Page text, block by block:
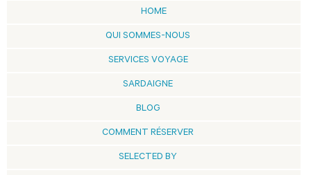
HOME
QUI SOMMES-NOUS
SERVICES VOYAGE
SARDAIGNE
BLOG
COMMENT RÉSERVER
SELECTED BY